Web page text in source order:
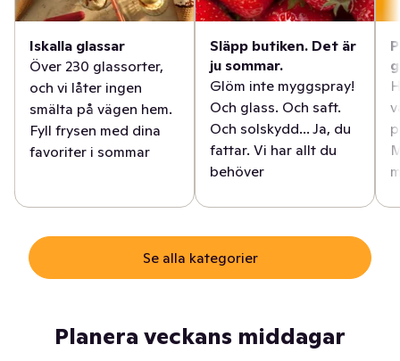
Iskalla glassar
Över 230 glassorter,
och vi låter ingen
smälta på vägen hem.
Fyll frysen med dina
favoriter i sommar
Släpp butiken. Det är
ju sommar.
Glöm inte myggspray!
Och glass. Och saft.
Och solskydd... Ja, du
fattar. Vi har allt du
behöver
Se alla kategorier
Planera veckans middagar